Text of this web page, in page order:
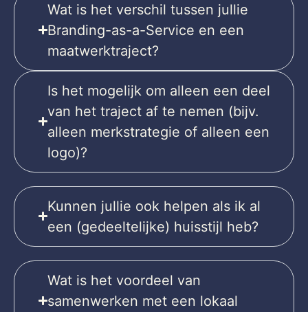
Wat is het verschil tussen jullie
Branding-as-a-Service en een
maatwerktraject?
Is het mogelijk om alleen een deel
van het traject af te nemen (bijv.
alleen merkstrategie of alleen een
logo)?
Kunnen jullie ook helpen als ik al
een (gedeeltelijke) huisstijl heb?
Wat is het voordeel van
samenwerken met een lokaal